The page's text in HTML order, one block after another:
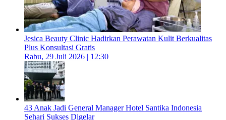
Jesica Beauty Clinic Hadirkan Perawatan Kulit Berkualitas
Plus Konsultasi Gratis
Rabu, 29 Juli 2026 | 12:30
43 Anak Jadi General Manager Hotel Santika Indonesia
Sehari Sukses Digelar